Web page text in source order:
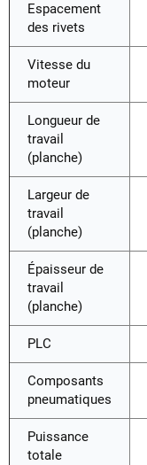
Espacement
des rivets
Vitesse du
moteur
Longueur de
travail
(planche)
Largeur de
travail
(planche)
Épaisseur de
travail
(planche)
PLC
Composants
pneumatiques
Puissance
totale